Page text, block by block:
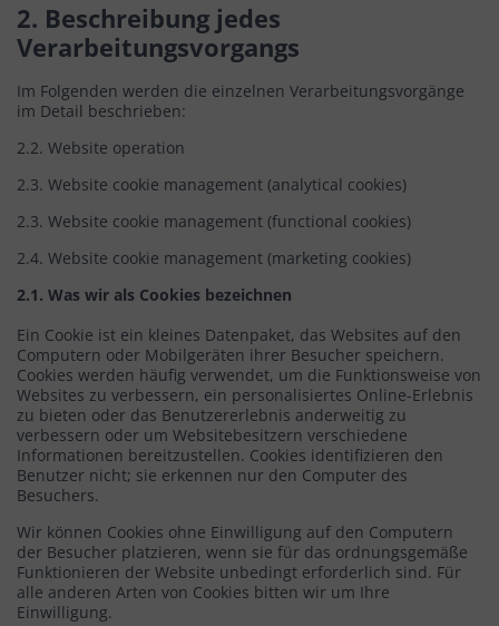
2. Beschreibung jedes
Verarbeitungsvorgangs
Im Folgenden werden die einzelnen Verarbeitungsvorgänge
im Detail beschrieben:
2.2. Website operation
2.3. Website cookie management (analytical cookies)
2.3. Website cookie management (functional cookies)
2.4. Website cookie management (marketing cookies)
2.1. Was wir als Cookies bezeichnen
Ein Cookie ist ein kleines Datenpaket, das Websites auf den
Computern oder Mobilgeräten ihrer Besucher speichern.
Cookies werden häufig verwendet, um die Funktionsweise von
Websites zu verbessern, ein personalisiertes Online-Erlebnis
zu bieten oder das Benutzererlebnis anderweitig zu
verbessern oder um Websitebesitzern verschiedene
Informationen bereitzustellen. Cookies identifizieren den
Benutzer nicht; sie erkennen nur den Computer des
Besuchers.
Wir können Cookies ohne Einwilligung auf den Computern
der Besucher platzieren, wenn sie für das ordnungsgemäße
Funktionieren der Website unbedingt erforderlich sind. Für
alle anderen Arten von Cookies bitten wir um Ihre
Einwilligung.